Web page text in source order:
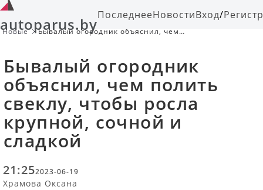
autoparus.byПоследнееНовостиВход/
Новые
Бывалый огородник объяснил, чем
Бывалый огородник
объяснил, чем полить
свеклу, чтобы росла
крупной, сочной и
сладкой
21:252023-06-19
Храмова Оксана